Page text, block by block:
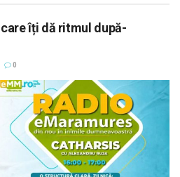
îți dă ritmul după-
0